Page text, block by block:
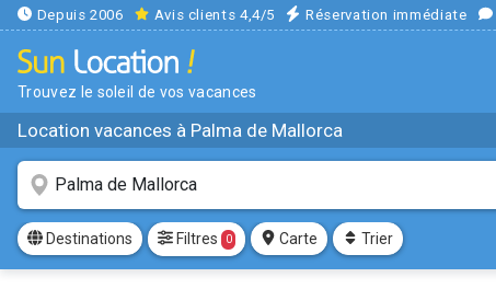
Depuis 2006 Avis clients 4,4/5 Réservation immédiate
Trouvez le soleil de vos vacances
Location vacances à Palma de Mallorca
Destinations Filtres 0 Carte Trier